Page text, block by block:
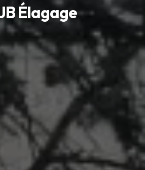
Élagage